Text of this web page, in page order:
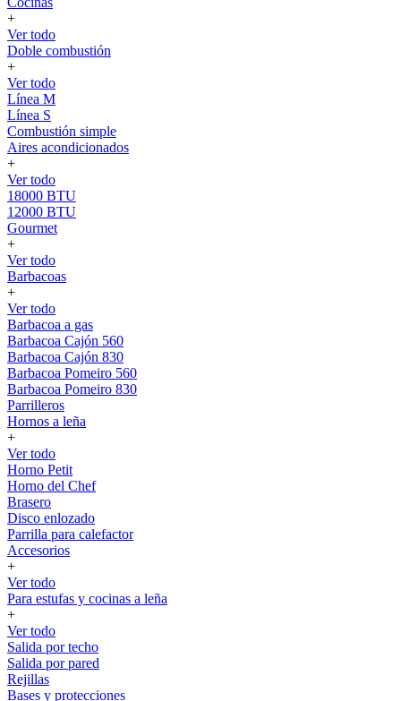
+
Ver todo
Doble combustión
+
Ver todo
Línea M
Línea S
Combustión simple
Aires acondicionados
+
Ver todo
18000 BTU
12000 BTU
Gourmet
+
Ver todo
Barbacoas
+
Ver todo
Barbacoa a gas
Barbacoa Cajón 560
Barbacoa Cajón 830
Barbacoa Pomeiro 560
Barbacoa Pomeiro 830
Parrilleros
Hornos a leña
+
Ver todo
Horno Petit
Horno del Chef
Brasero
Disco enlozado
Parrilla para calefactor
Accesorios
+
Ver todo
Para estufas y cocinas a leña
+
Ver todo
Salida por techo
Salida por pared
Rejillas
Bases y protecciones